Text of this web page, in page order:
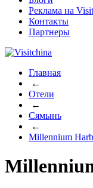
Реклама на
Контакты
Партнеры
Главная
←
Отели
←
Сямынь
←
Millennium